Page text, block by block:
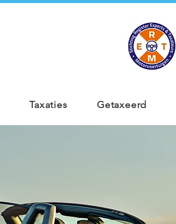
Taxaties Getaxeerd